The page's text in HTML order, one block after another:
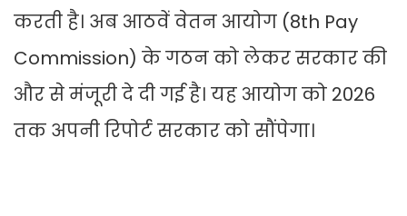
करती है। अब आठवें वेतन आयोग (8th Pay
Commission) के गठन को लेकर सरकार की
और से मंजूरी दे दी गई है। यह आयोग को 2026
तक अपनी रिपोर्ट सरकार को सौंपेगा।